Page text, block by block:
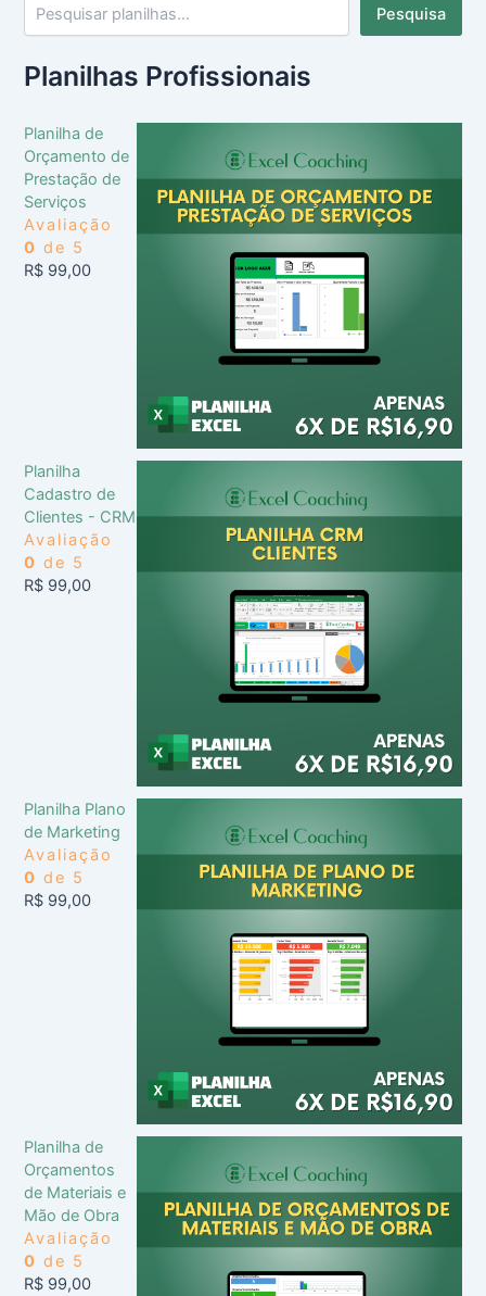
Pesquisa
Planilhas Profissionais
Planilha de
Orçamento de
Prestação de
Serviços
Avaliação
0 de 5
R$ 99,00
Planilha
Cadastro de
Clientes - CRM
Avaliação
0 de 5
R$ 99,00
Planilha Plano
de Marketing
Avaliação
0 de 5
R$ 99,00
Planilha de
Orçamentos
de Materiais e
Mão de Obra
Avaliação
0 de 5
R$ 99,00